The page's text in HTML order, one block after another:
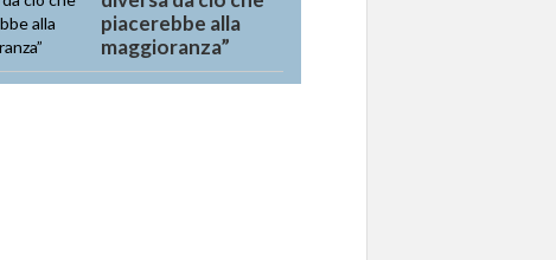
piacerebbe alla
maggioranza”